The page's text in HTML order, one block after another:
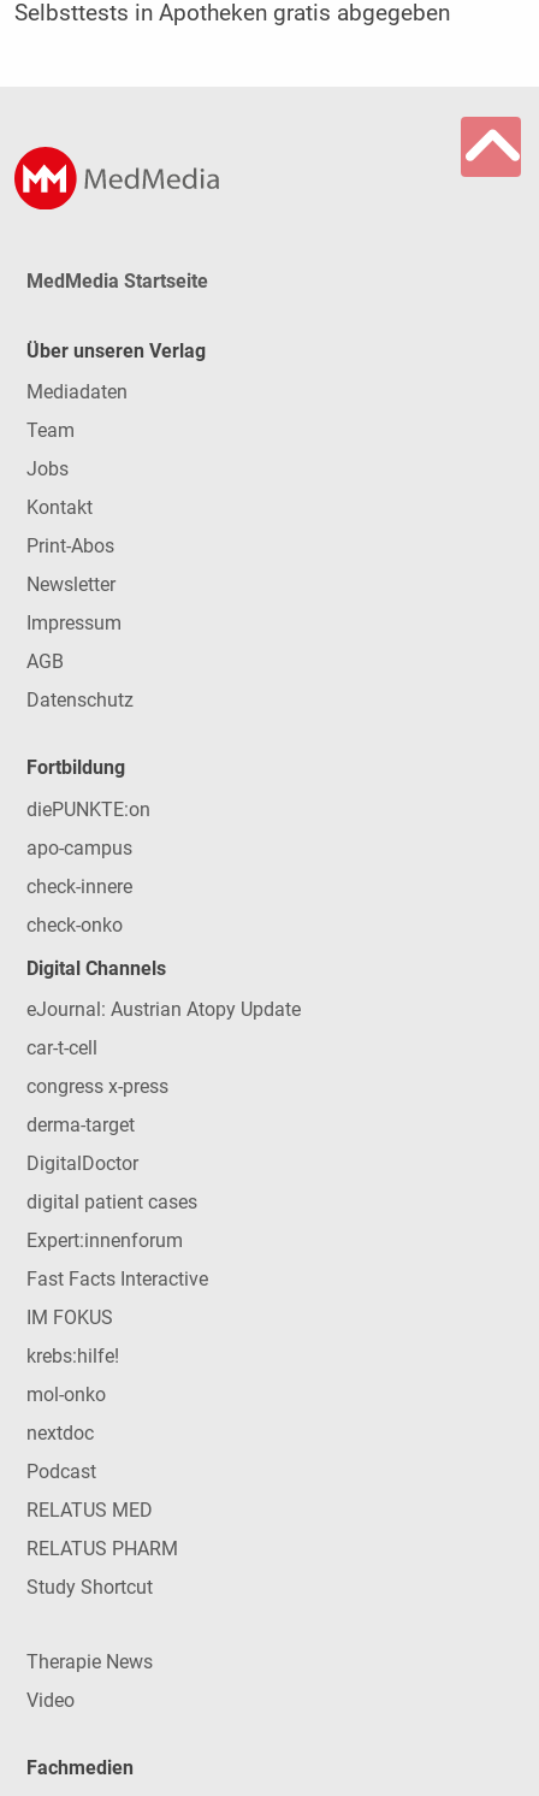
Selbsttests in Apotheken gratis abgegeben
MedMedia Startseite
Über unseren Verlag
Mediadaten
Team
Jobs
Kontakt
Print-Abos
Newsletter
Impressum
AGB
Datenschutz
Fortbildung
diePUNKTE:on
apo-campus
check-innere
check-onko
Digital Channels
eJournal: Austrian Atopy Update
car-t-cell
congress x-press
derma-target
DigitalDoctor
digital patient cases
Expert:innenforum
Fast Facts Interactive
IM FOKUS
krebs:hilfe!
mol-onko
nextdoc
Podcast
RELATUS MED
RELATUS PHARM
Study Shortcut
Therapie News
Video
Fachmedien